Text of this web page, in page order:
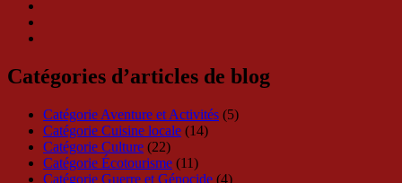
Catégories d’articles de blog
Catégorie Aventure et Activités (5)
Catégorie Cuisine locale (14)
Catégorie Culture (22)
Catégorie Écotourisme (11)
Catégorie Guerre et Génocide (4)